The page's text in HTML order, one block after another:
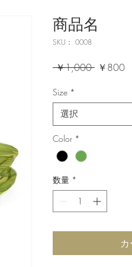
商品名
SKU： 0008
￥1,000 通￥800セ
Size *
選択
Color *
数量 *